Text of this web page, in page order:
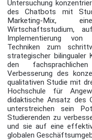
Untersuchung
des Chatbots mit
Marketing-Mix,
Wirtschaftsstudium,
Implementierung von
Techniken zum
strategischer bilingualer
den
Verbesserung des
qualitativen Studie mit
Hochschule für
didaktische Ansatz des
unterstreichen sein
Studierenden zu
und sie auf eine
globalen